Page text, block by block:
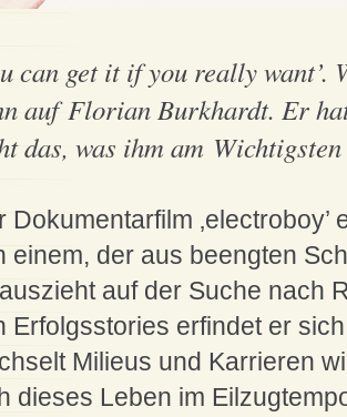
can get it if you really
auf Florian Burkhardt. Er
das, was ihm am
Dokumentarfilm
einem, der aus beengten
auf der Suche nach
Erfolgsstories erfindet er
Milieus und Karrieren
dieses Leben im